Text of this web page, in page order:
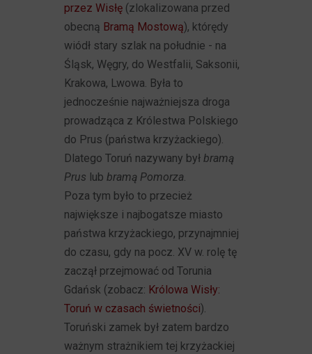
przez Wisłę (zlokalizowana przed
obecną Bramą Mostową), którędy
wiódł stary szlak na południe - na
Śląsk, Węgry, do Westfalii, Saksonii,
Krakowa, Lwowa. Była to
jednocześnie najważniejsza droga
prowadząca z Królestwa Polskiego
do Prus (państwa krzyżackiego).
Dlatego Toruń nazywany byłbramą
Prus lubbramą Pomorza
Poza tym było to przecież
największe i najbogatsze miasto
państwa krzyżackiego, przynajmniej
do czasu, gdy na pocz. XV w. rolę tę
zaczął przejmować od Torunia
Gdańsk (zobacz: Królowa Wisły:
Toruń w czasach świetności).
Toruński zamek był zatem bardzo
ważnym strażnikiem tej krzyżackiej